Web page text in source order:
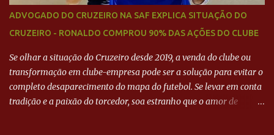
ADVOGADO DO CRUZEIRO NA SAF EXPLICA SITUAÇÃO DO
CRUZEIRO - RONALDO COMPROU 90% DAS AÇÕES DO CLUBE
Se olhar a situação do Cruzeiro desde 2019, a venda do clube ou
transformação em clube-empresa pode ser a solução para evitar o
completo desaparecimento do mapa do futebol. Se levar em conta
tradição e a paixão do torcedor, soa estranho que o amor de